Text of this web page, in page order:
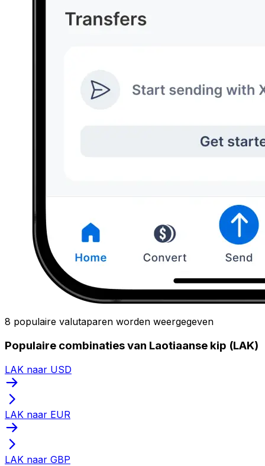
8 populaire valutaparen worden weergegeven
Populaire combinaties van Laotiaanse kip (LAK)
LAK naar USD
LAK naar EUR
LAK naar GBP